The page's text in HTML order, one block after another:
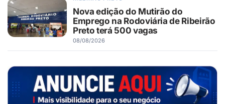
Nova edição do Mutirão do
Emprego na Rodoviária de Ribeirão
Preto terá 500 vagas
08/08/2026